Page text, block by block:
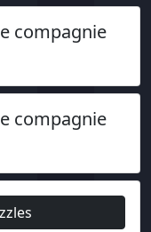
compagnie
compagnie